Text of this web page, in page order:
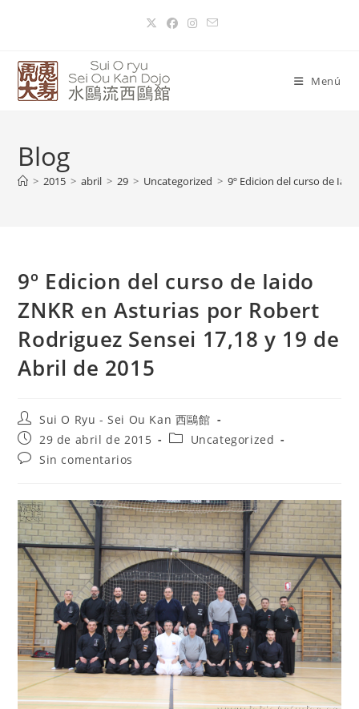
Menú
Blog
> 2015 > abril > 29 > Uncategorized > 9º Edicion del curso de
9º Edicion del curso de Iaido
ZNKR en Asturias por Robert
Rodriguez Sensei 17,18 y 19 de
Abril de 2015
Sui O Ryu - Sei Ou Kan 西鷗館
29 de abril de 2015
Uncategorized
Sin comentarios